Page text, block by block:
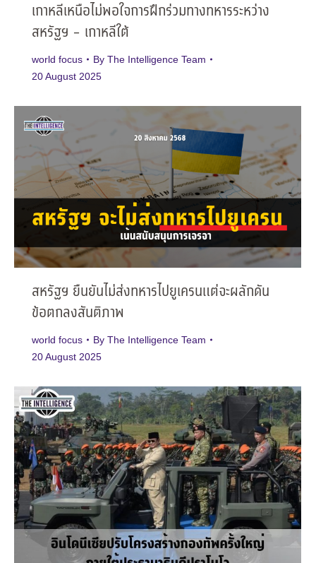
เกาหลีเหนือไม่พอใจการฝึกร่วมทางทหารระหว่าง
สหรัฐฯ – เกาหลีใต้
world focus By The Intelligence Team
20 August 2025
สหรัฐฯ ยืนยันไม่ส่งทหารไปยูเครนแต่จะผลักดัน
ข้อตกลงสันติภาพ
world focus By The Intelligence Team
20 August 2025